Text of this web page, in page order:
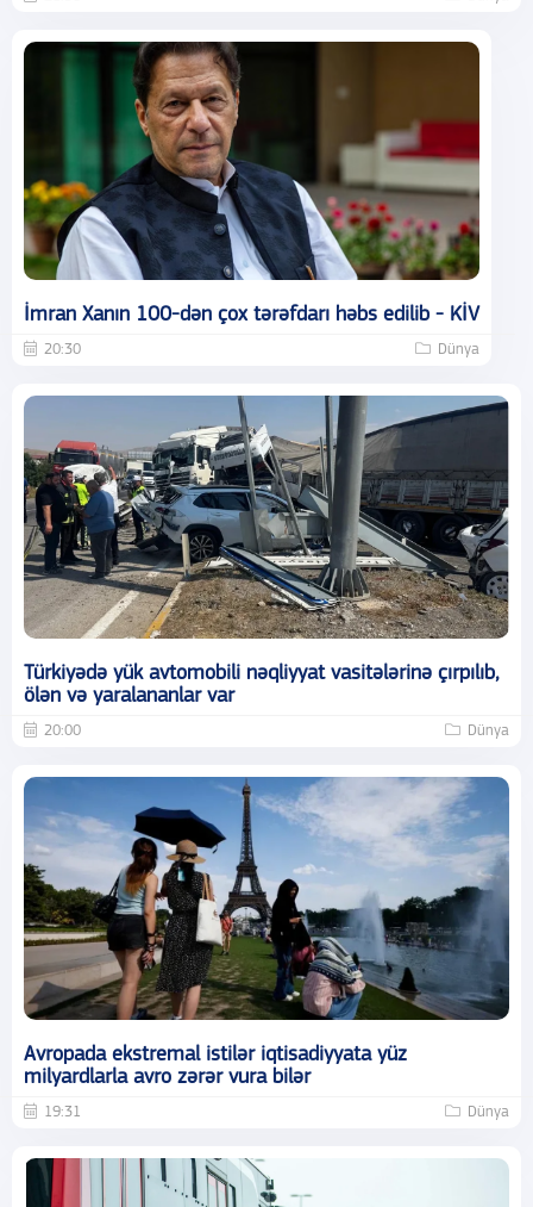
İmran Xanın 100-dən çox tərəfdarı həbs edilib - KİV
20:30 Dünya
Türkiyədə yük avtomobili nəqliyyat vasitələrinə çırpılıb,
ölən və yaralananlar var
20:00 Dünya
Avropada ekstremal istilər iqtisadiyyata yüz
milyardlarla avro zərər vura bilər
19:31 Dünya